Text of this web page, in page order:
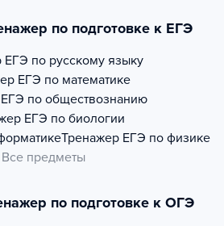
по подготовке к ЕГЭ
ЕГЭ по русскому языку
ЕГЭ по математике
ЕГЭ по обществознанию
ЕГЭ по биологии
Тренажер ЕГЭ по физике
Все предметы
по подготовке к ОГЭ